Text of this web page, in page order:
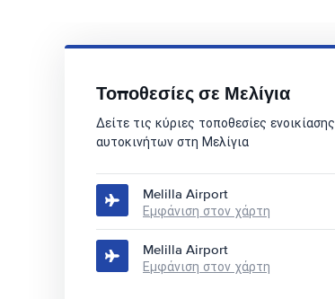
Τοποθεσίες σε Μελίγια
Δείτε τις κύριες τοποθεσίες ενοικίασης
αυτοκινήτων στη Μελίγια
Melilla Airport
Εμφάνιση στον χάρτη
Melilla Airport
Εμφάνιση στον χάρτη